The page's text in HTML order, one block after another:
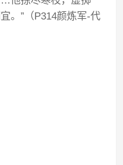
。”（P314颜炼军-代